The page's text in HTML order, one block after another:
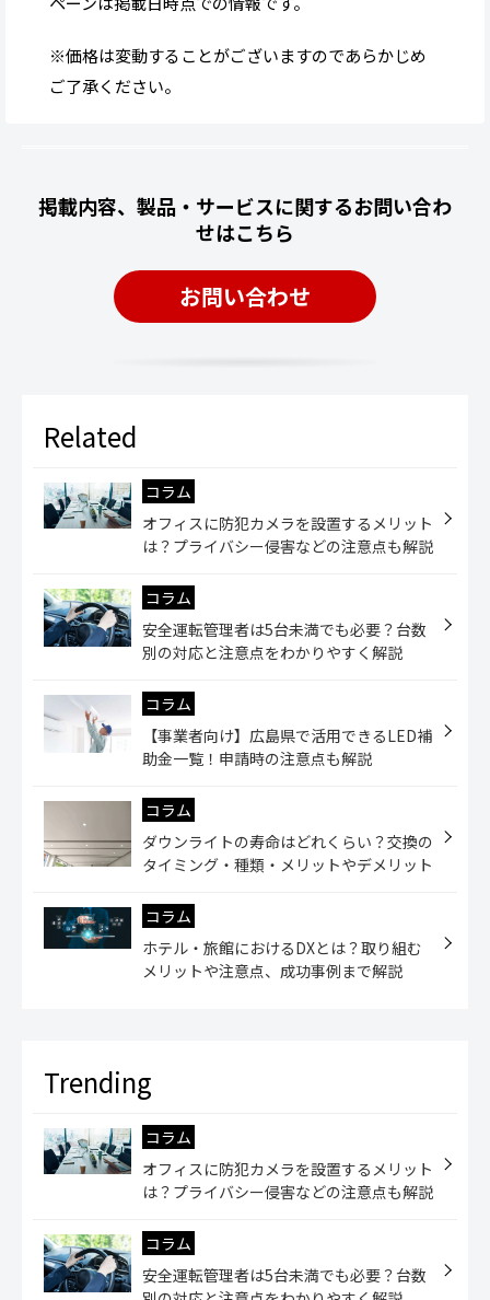
※価格は変動することがございますのであらかじめ
ご了承ください。
掲載内容、製品・サービスに関するお問い合わ
せはこちら
お問い合わせ
コラム
オフィスに防犯カメラを設置するメリット
は？プライバシー侵害などの注意点も解説
コラム
安全運転管理者は5台未満でも必要？台数
別の対応と注意点をわかりやすく解説
コラム
【事業者向け】広島県で活用できるLED補
助金一覧！申請時の注意点も解説
コラム
ダウンライトの寿命はどれくらい？交換の
タイミング・種類・メリットやデメリット
コラム
ホテル・旅館におけるDXとは？取り組む
メリットや注意点、成功事例まで解説
コラム
オフィスに防犯カメラを設置するメリット
は？プライバシー侵害などの注意点も解説
コラム
安全運転管理者は5台未満でも必要？台数